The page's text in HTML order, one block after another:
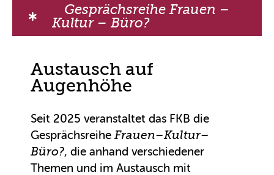
Gesprächsreihe Frauen –
Kultur – Büro?
Austausch auf
Augenhöhe
Seit 2025 veranstaltet das FKB die
Gesprächsreihe Frauen–Kultur–
Büro?, die anhand verschiedener
Themen und im Austausch mit